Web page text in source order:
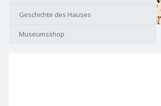
Geschichte des Hauses
Museumsshop